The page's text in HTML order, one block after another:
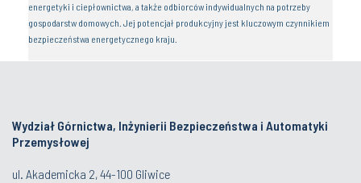
energetyki i ciepłownictwa, a także odbiorców indywidualnych na potrzeby
gospodarstw domowych. Jej potencjał produkcyjny jest kluczowym czynnikiem
bezpieczeństwa energetycznego kraju.
Wydział Górnictwa, Inżynierii Bezpieczeństwa i Automatyki
Przemysłowej
ul. Akademicka 2, 44-100 Gliwice